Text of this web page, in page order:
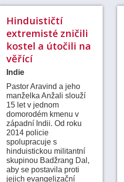
Hinduističtí
extremisté zničili
kostel a útočili na
věřící
Indie
Pastor Aravind a jeho
manželka Anžali slouží
15 let v jednom
domorodém kmenu v
západní Indii. Od roku
2014 policie
spolupracuje s
hinduistickou militantní
skupinou Badžrang Dal,
aby se postavila proti
jejich evangelizační